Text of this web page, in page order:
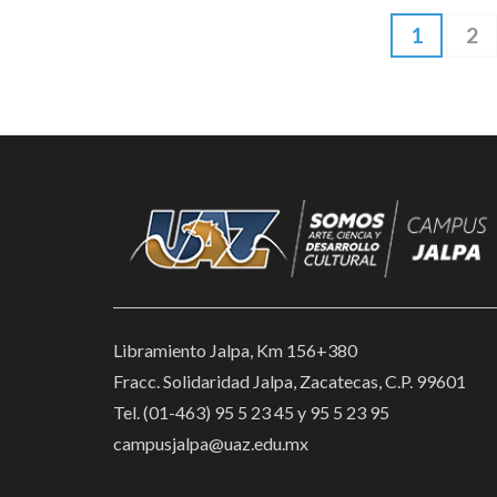
Página
1 2
Libramiento Jalpa, Km 156+380
Fracc. Solidaridad Jalpa, Zacatecas, C.P. 99601
Tel. (01-463) 95 5 23 45 y 95 5 23 95
campusjalpa@uaz.edu.mx